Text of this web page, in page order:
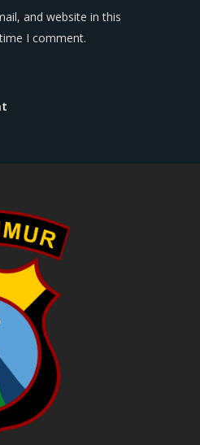
and website in this
I comment.